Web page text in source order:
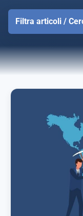
Filtra articoli /